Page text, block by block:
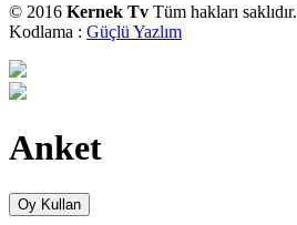
© 2016 Kernek Tv Tüm hakları saklıdır.
Kodlama : Güçlü Yazlım
Anket